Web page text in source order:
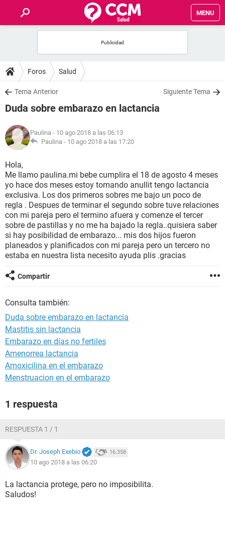
MENU
FOROS
SALUD
NUTRICIÓN
BIENESTAR
SEXUALIDAD
GLOSARIO
Foros Salud
Tema Anterior Siguiente Tema
Duda sobre embarazo en lactancia
Paulina - 10 ago 2018 a las 06:13
Paulina - 10 ago 2018 a las 17:20
Hola,
Me llamo paulina.mi bebe cumplira el 18 de agosto 4 meses
yo hace dos meses estoy tomando anullit tengo lactancia
exclusiva. Los dos primeros sobres me bajo un poco de
regla . Despues de terminar el segundo sobre tuve relaciones
con mi pareja pero el termino afuera y comenze el tercer
sobre de pastillas y no me ha bajado la regla..quisiera saber
si hay posibilidad de embarazo... mis dos hijos fueron
planeados y planificados con mi pareja pero un tercero no
estaba en nuestra lista necesito ayuda plis .gracias
Compartir
Consulta también:
Duda sobre embarazo en lactancia
Mastitis sin lactancia
Embarazo en días no fertiles
Amenorrea lactancia
Amoxicilina en el embarazo
Menstruacion en el embarazo
1 respuesta
RESPUESTA 1 / 1
Dr. Joseph Exebio 16.358
10 ago 2018 a las 06:20
La lactancia protege, pero no imposibilita.
Saludos!